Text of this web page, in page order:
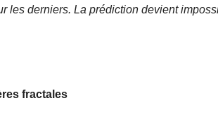
les derniers. La prédiction devient
fractales